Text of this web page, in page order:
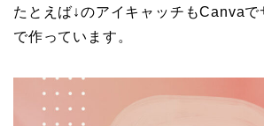
たとえば↓のアイキャッチもCanva
で作っています。